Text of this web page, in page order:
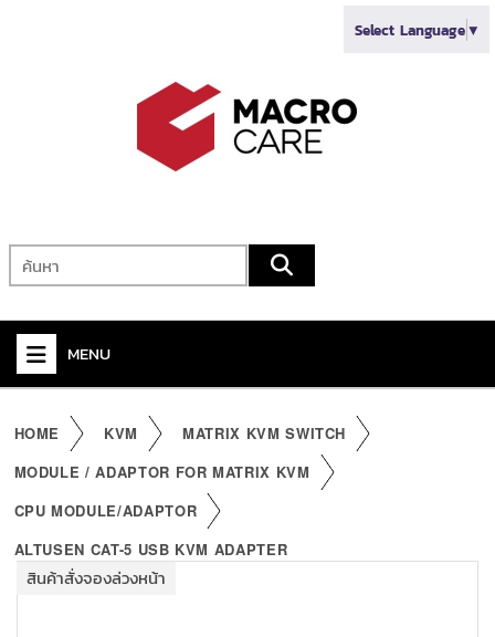
Select Language▼
MENU
KVM
+
PDU
HOME KVM
MATRIX KVM SWITCH
MODULE / ADAPTOR FOR MATRIX KVM
CPU MODULE/ADAPTOR
ALTUSEN CAT-5 USB KVM ADAPTER
สินค้าสั่งจองล่วงหน้า